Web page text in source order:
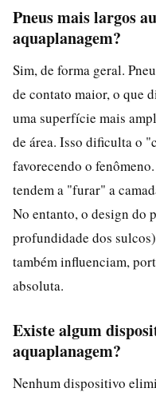
Pneus mais largos
aquaplanagem?
Sim, de forma geral.
de contato maior, o que
uma superfície mais
de área. Isso dificulta o
favorecendo o
tendem a "furar" a
No entanto, o design do
profundidade dos
também influenciam,
absoluta.
Existe algum
aquaplanagem?
Nenhum dispositivo